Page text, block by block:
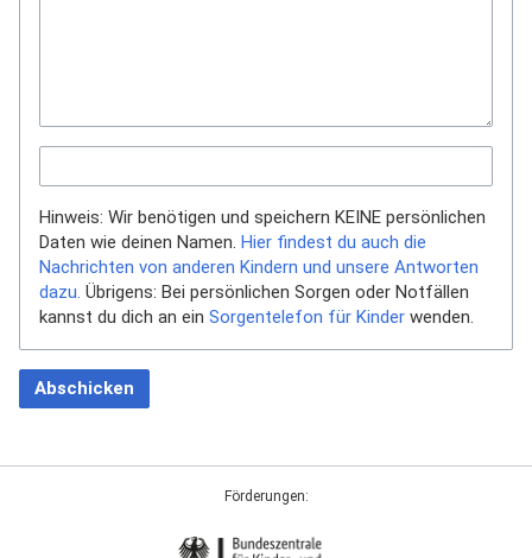
Hinweis: Wir benötigen und speichern KEINE persönlichen
Daten wie deinen Namen. Hier findest du auch die
Nachrichten von anderen Kindern und unsere Antworten
dazu. Übrigens: Bei persönlichen Sorgen oder Notfällen
kannst du dich an ein Sorgentelefon für Kinder wenden.
Abschicken
Förderungen: